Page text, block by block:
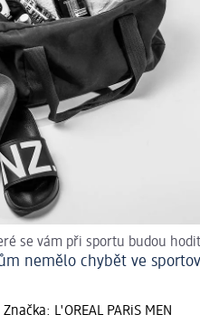
se vám při sportu budou hodit
nemělo chybět ve
Značka: L'ORÉAL PARiS MEN